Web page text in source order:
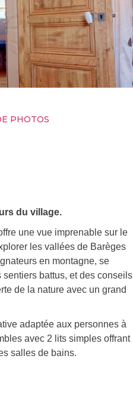
PHOTOS
du village.
une vue imprenable sur le
les vallées de Barèges
en montagne, se
battus, et des conseils
de la nature avec un grand
adaptée aux personnes à
avec 2 lits simples offrant
salles de bains.